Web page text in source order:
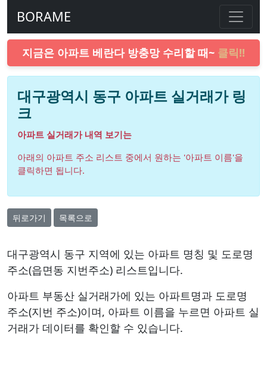
BORAME
지금은 아파트 베란다 방충망 수리할 때~ 클릭!!
대구광역시 동구 아파트 실거래가 링
크
아파트 실거래가 내역 보기는
아래의 아파트 주소 리스트 중에서 원하는 '아파트 이름'을
클릭하면 됩니다.
뒤로가기 목록으로
대구광역시 동구 지역에 있는 아파트 명칭 및 도로명
주소(읍면동 지번주소) 리스트입니다.
아파트 부동산 실거래가에 있는 아파트명과 도로명
주소(지번 주소)이며, 아파트 이름을 누르면 아파트 실
거래가 데이터를 확인할 수 있습니다.